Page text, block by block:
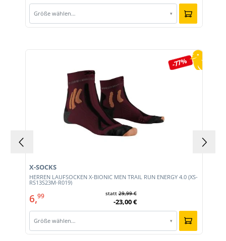
Größe wählen… ▾
-77%
HERREN LAUFSOCKEN X-BIONIC MEN TRAIL RUN ENERGY 4.0 (XS-
RS13S23M-R019)
X-SOCKS
6,99 statt29,99 €
-23,00 €
Größe wählen… ▾